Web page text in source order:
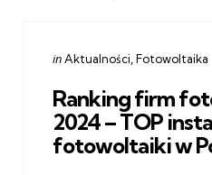
Categories
Posted
inAktualności Fotowoltaika
Ranking firm
2024 – TOP
fotowoltaiki w